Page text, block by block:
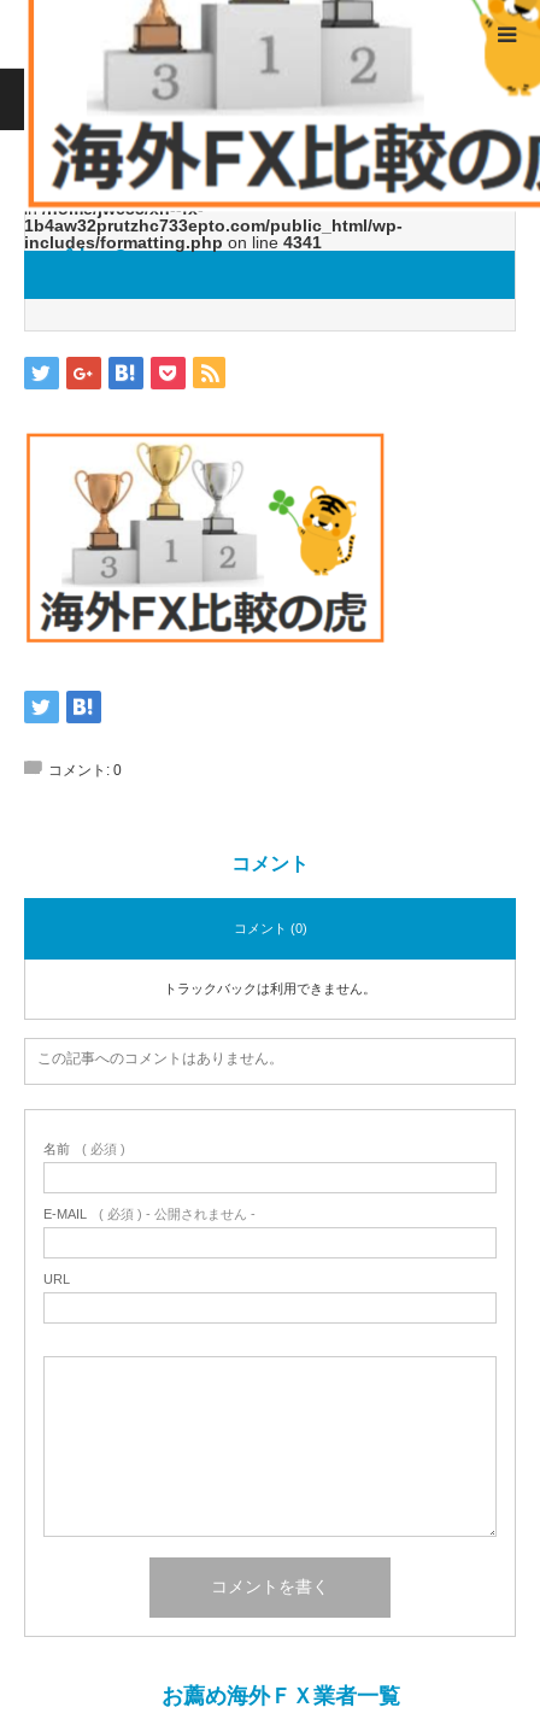
ブログ バナー8
Warning
: ltrim() expects parameter 1 to be string, object given
in/home/jwc88/xn--fx-
1b4aw32prutzhc733epto.com/public_html/wp-
includes/formatting.php on line 4341
バナー8
コメント: 0
コメント
コメント (0)
トラックバックは利用できません。
この記事へのコメントはありません。
名前 ( 必須 )
E-MAIL ( 必須 ) - 公開されません -
URL
お薦め海外ＦＸ業者一覧